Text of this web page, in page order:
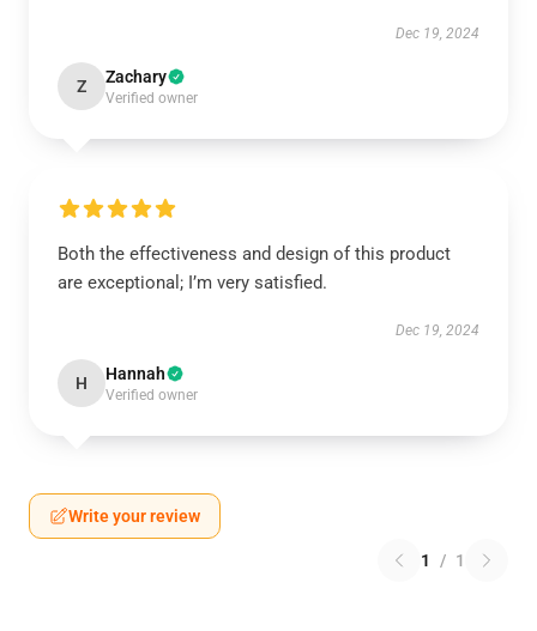
Dec 19, 2024
Z Zachary
Verified owner
Both the effectiveness and design of this product
are exceptional; I’m very satisfied.
Dec 19, 2024
H Hannah
Verified owner
Write your review
1 / 1